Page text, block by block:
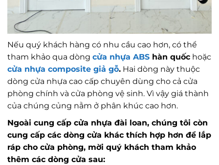
Nếu quý khách hàng có nhu cầu cao hơn, có thể
tham khảo qua dòng cửa nhựa ABS hàn quốc hoặc
cửa nhựa composite giả gỗ. Hai dòng này thuộc
dòng cửa nhựa cao cấp chuyên dùng cho cả cửa
phòng chính và cửa phòng vệ sinh. Vì vậy giá thành
của chúng củng nằm ở phân khúc cao hơn.
Ngoài cung cấp cửa nhựa đài loan, chúng tôi còn
cung cấp các dòng cửa khác thích hợp hơn để lắp
ráp cho cửa phòng, mời quý khách tham khảo
thêm các dòng cửa sau: